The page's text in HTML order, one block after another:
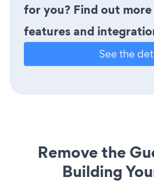
for you? Find out
features and
See the
Remove the
Building